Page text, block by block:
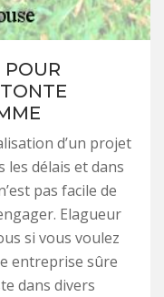
POUR
d’un projet
les délais et dans
pas facile de
Elagueur
si vous voulez
entreprise sûre
dans divers